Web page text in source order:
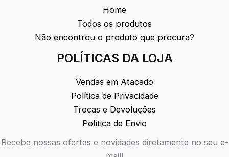
Home
Todos os produtos
Não encontrou o produto que procura?
POLÍTICAS DA LOJA
Vendas em Atacado
Política de Privacidade
Trocas e Devoluções
Política de Envio
Receba nossas ofertas e novidades diretamente no seu e-